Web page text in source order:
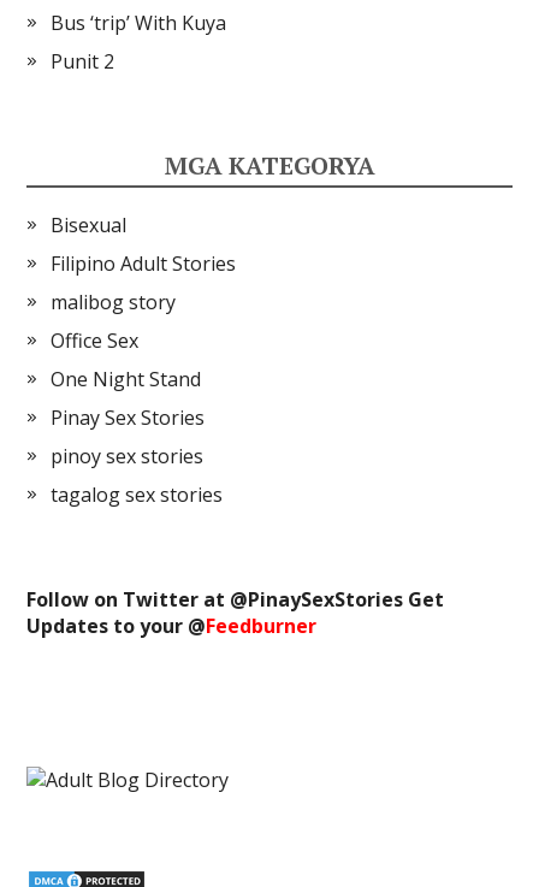
Bus ‘trip’ With Kuya
Punit 2
MGA KATEGORYA
Bisexual
Filipino Adult Stories
malibog story
Office Sex
One Night Stand
Pinay Sex Stories
pinoy sex stories
tagalog sex stories
Follow on Twitter at @PinaySexStories Get
Updates to your @Feedburner